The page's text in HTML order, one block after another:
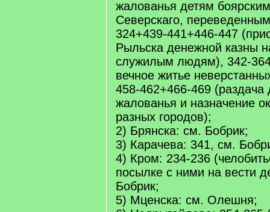
жалованья детям
Северскаго,
324+439-441+446-447
Рыльска денежной казны
служилым людям), 342-
вечное житье
458-462+466-469 (раздача
жалованья и назначение
разных городов);
2) Брянска: см. Бобрик;
3) Карачева: 341, см.
4) Кром: 234-236
посылке с ними на вести
Бобрик;
5) Мценска: см. Олешня;